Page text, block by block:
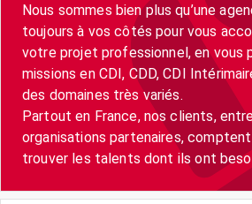
Nous sommes bien plus qu’une
toujours à vos côtés pour vous
votre projet professionnel, en vous
missions en CDI, CDD, CDI
des domaines très variés.
Partout en France, nos clients,
organisations partenaires,
trouver les talents dont ils ont